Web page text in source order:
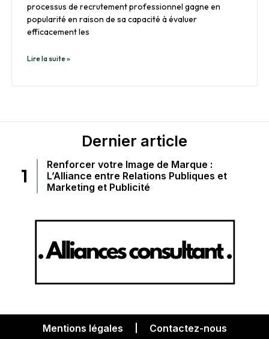
processus de recrutement professionnel gagne en
popularité en raison de sa capacité à évaluer
efficacement les
Lire la suite »
Dernier article
Renforcer votre Image de Marque :
L’Alliance entre Relations Publiques et
Marketing et Publicité
Mentions légales Contactez-nous